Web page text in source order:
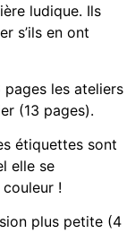
ludique. Ils
s’ils en ont
les ateliers
(13 pages).
étiquettes sont
elle se
!
plus petite (4